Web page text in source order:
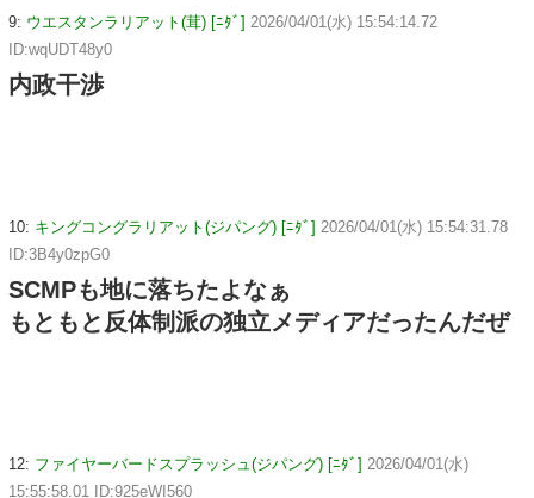
9: ウエスタンラリアット(茸) [ﾆﾀﾞ] 2026/04/01(水) 15:54:14.72
ID:wqUDT48y0
内政干渉
10: キングコングラリアット(ジパング) [ﾆﾀﾞ] 2026/04/01(水) 15:54:31.78
ID:3B4y0zpG0
SCMPも地に落ちたよなぁ
もともと反体制派の独立メディアだったんだぜ
12: ファイヤーバードスプラッシュ(ジパング) [ﾆﾀﾞ] 2026/04/01(水)
15:55:58.01 ID:925eWI560